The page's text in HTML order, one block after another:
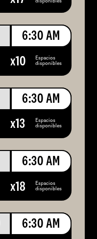
6:30 AM
x10 Espacios
disponibles
6:30 AM
x13 Espacios
disponibles
6:30 AM
x18 Espacios
disponibles
6:30 AM